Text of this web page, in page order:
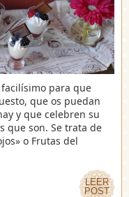
para que
que os puedan
y que celebren su
que son. Se trata de
o Frutas del
LEER
POST
LEER
POST